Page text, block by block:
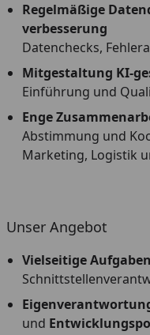
Regelmäßige
verbesserung
Datenchecks,
Mitgestaltung KI-
Einführung und
Enge
Abstimmung und
Marketing, Logistik
Unser Angebot
Vielseitige Aufgaben
und